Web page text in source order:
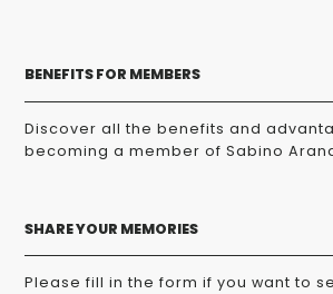
BENEFITS FOR MEMBERS
Discover all the benefits and
becoming a member of Sabino
SHARE YOUR MEMORIES
Please fill in the form if you want to